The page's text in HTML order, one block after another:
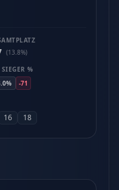
(13.8%)
%
-71
16 18